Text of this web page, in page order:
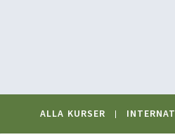
ALLA KURSER INTERNAT